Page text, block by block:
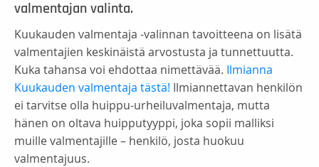
valmentajan valinta.
Kuukauden valmentaja -valinnan tavoitteena on lisätä
valmentajien keskinäistä arvostusta ja tunnettuutta.
Kuka tahansa voi ehdottaa nimettävää. Ilmianna
Kuukauden valmentaja tästä! Ilmiannettavan henkilön
ei tarvitse olla huippu-urheiluvalmentaja, mutta
hänen on oltava huipputyyppi, joka sopii malliksi
muille valmentajille – henkilö, josta huokuu
valmentajuus.